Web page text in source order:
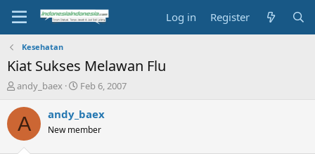
Log in Register
Kesehatan
Kiat Sukses Melawan Flu
T
r
e
a
andy_baex
S
a
t
Feb 6, 2007
A andy_baex
New member